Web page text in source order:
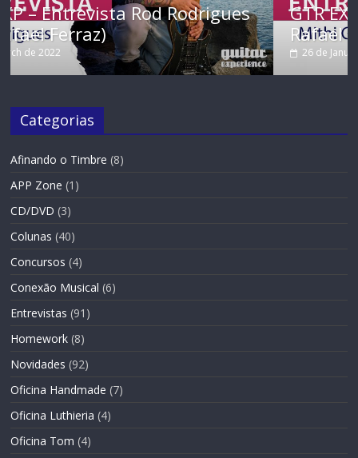
GTR EXP Entrevista – Mithi Garcia
Rafael Ferraz)
26 de January de 2022
Categorias
Afinando o Timbre (8)
APP Zone (1)
CD/DVD (3)
Colunas (40)
Concursos (4)
Conexão Musical (6)
Entrevistas (91)
Homework (8)
Novidades (92)
Oficina Handmade (7)
Oficina Luthieria (4)
Oficina Tom (4)